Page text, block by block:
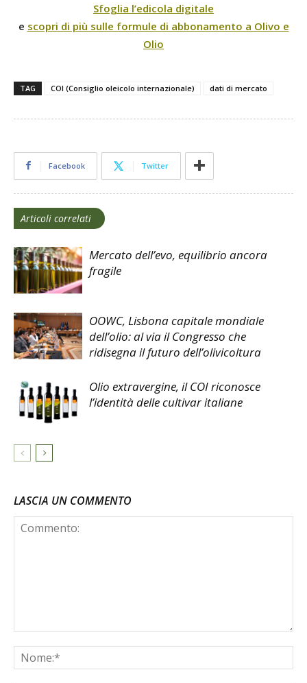
Sfoglia l’edicola digitale
e scopri di più sulle formule di abbonamento a Olivo e
Olio
TAG COI (Consiglio oleicolo internazionale) dati di mercato
Facebook Twitter
Articoli correlati
Mercato dell’evo, equilibrio ancora
fragile
OOWC, Lisbona capitale mondiale
dell’olio: al via il Congresso che
ridisegna il futuro dell’olivicoltura
Olio extravergine, il COI riconosce
l’identità delle cultivar italiane
LASCIA UN COMMENTO